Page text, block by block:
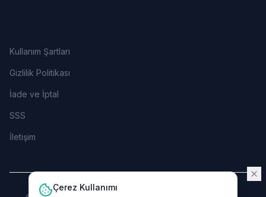
Kullanım Şartları
Gizlilik Politikası
İade ve İptal
SSS
İletişim
Çerez Kullanımı